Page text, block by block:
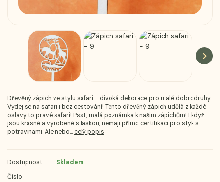
Dřevěný zápich ve stylu safari - divoká dekorace pro malé dobrodruhy.
Vydej se na safari i bez cestování! Tento dřevěný zápich udělá z každé
oslavy to pravé safari! Psst, malá poznámka k našim zápichům! I když
jsou krásné a vyrobené s láskou, nemají přímo certifikaci pro styk s
potravinami. Ale nebo... celý popis
Dostupnost
Skladem
Číslo